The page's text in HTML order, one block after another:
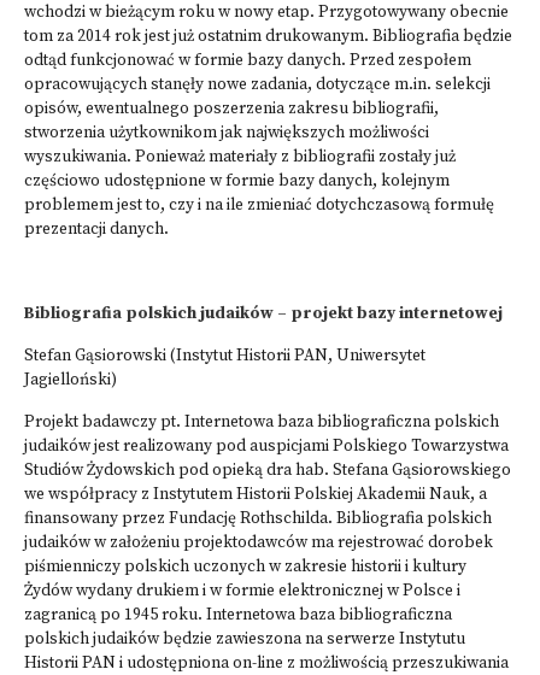
wchodzi w bieżącym roku w nowy etap. Przygotowywany obecnie
tom za 2014 rok jest już ostatnim drukowanym. Bibliografia będzie
odtąd funkcjonować w formie bazy danych. Przed zespołem
opracowujących stanęły nowe zadania, dotyczące m.in. selekcji
opisów, ewentualnego poszerzenia zakresu bibliografii,
stworzenia użytkownikom jak największych możliwości
wyszukiwania. Ponieważ materiały z bibliografii zostały już
częściowo udostępnione w formie bazy danych, kolejnym
problemem jest to, czy i na ile zmieniać dotychczasową formułę
prezentacji danych.
Bibliografia polskich judaików – projekt bazy internetowej
Stefan Gąsiorowski (Instytut Historii PAN, Uniwersytet
Jagielloński)
Projekt badawczy pt. Internetowa baza bibliograficzna polskich
judaików jest realizowany pod auspicjami Polskiego Towarzystwa
Studiów Żydowskich pod opieką dra hab. Stefana Gąsiorowskiego
we współpracy z Instytutem Historii Polskiej Akademii Nauk, a
finansowany przez Fundację Rothschilda. Bibliografia polskich
judaików w założeniu projektodawców ma rejestrować dorobek
piśmienniczy polskich uczonych w zakresie historii i kultury
Żydów wydany drukiem i w formie elektronicznej w Polsce i
zagranicą po 1945 roku. Internetowa baza bibliograficzna
polskich judaików będzie zawieszona na serwerze Instytutu
Historii PAN i udostępniona on-line z możliwością przeszukiwania